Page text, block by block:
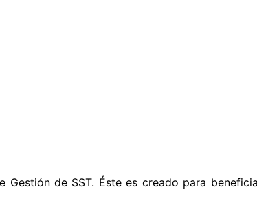
Gestión de SST. Éste es creado para